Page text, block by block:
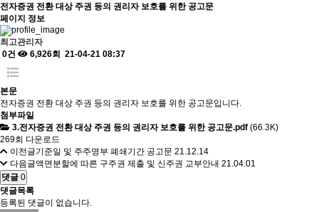
전자증권 전환 대상 주권 등의 권리자 보호를 위한 공고문
페이지 정보
최고관리자
0건
6,926회 21-04-21 08:37
본문
전자증권 전환 대상 주권 등의 권리자 보호를 위한 공고문입니다.
첨부파일
3.전자증권 전환 대상 주권 등의 권리자 보호를 위한 공고문.pdf (66.3K)
269회 다운로드
이전글기준일 및 주주명부 폐쇄기간 공고문 21.12.14
다음글액면분할에 따른 구주권 제출 및 신주권 교부안내 21.04.01
댓글 0
댓글목록
등록된 댓글이 없습니다.